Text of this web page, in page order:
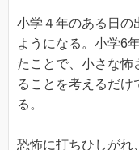
小学４年のある日の
ようになる。小学6
たことで、小さな怖
ることを考えるだけ
る。
恐怖に打ちひしがれ